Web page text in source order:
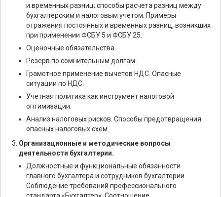
и временных разниц; способы расчета разниц между
бухгалтерским и налоговым учетом. Примеры
отражения постоянных и временных разниц, возникших
при применении ФСБУ 5 и ФСБУ 25.
Оценочные обязательства.
Резерв по сомнительным долгам.
Грамотное применение вычетов НДС. Опасные
ситуации по НДС.
Учетная политика как инструмент налоговой
оптимизации.
Анализ налоговых рисков. Способы предотвращения
опасных налоговых схем.
Организационные и методические вопросы
деятельности бухгалтерии.
Должностные и функциональные обязанности
главного бухгалтера и сотрудников бухгалтерии.
Соблюдение требований профессионального